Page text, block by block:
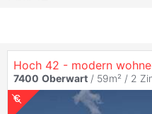
7400 Oberwart / 59m² / 2